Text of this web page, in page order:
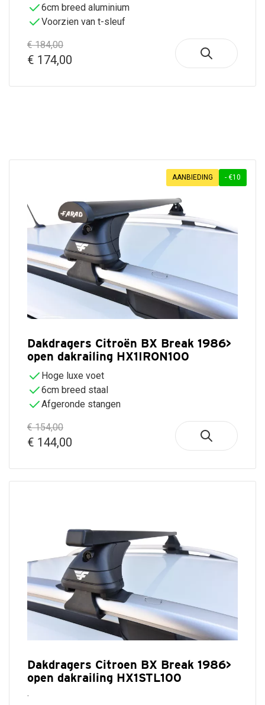
6cm breed aluminium
Voorzien van t-sleuf
€ 184,00
€ 174,00
AANBIEDING - €10
Dakdragers Citroën BX Break 1986>
open dakrailing HX1IRON100
Hoge luxe voet
6cm breed staal
Afgeronde stangen
€ 154,00
€ 144,00
Dakdragers Citroen BX Break 1986>
open dakrailing HX1STL100
.